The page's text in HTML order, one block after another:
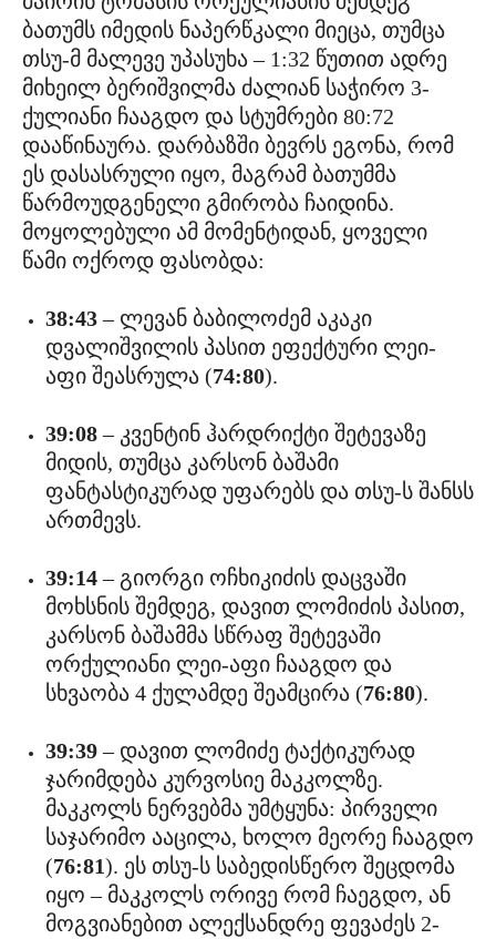
ბათუმს იმედის ნაპერწკალი მიეცა, თუმცა
თსუ-მ მალევე უპასუხა – 1:32 წუთით ადრე
მიხეილ ბერიშვილმა ძალიან საჭირო 3-
ქულიანი ჩააგდო და სტუმრები 80:72
დააწინაურა. დარბაზში ბევრს ეგონა, რომ
ეს დასასრული იყო, მაგრამ ბათუმმა
წარმოუდგენელი გმირობა ჩაიდინა.
მოყოლებული ამ მომენტიდან, ყოველი
წამი ოქროდ ფასობდა:
38:43– ლევან ბაბილოძემ აკაკი
დვალიშვილის პასით ეფექტური ლეი-
აფი შეასრულა (74:80).
39:08– კვენტინ ჰარდრიქტი შეტევაზე
მიდის, თუმცა კარსონ ბაშამი
ფანტასტიკურად უფარებს და თსუ-ს შანსს
ართმევს.
39:14– გიორგი ოჩხიკიძის დაცვაში
მოხსნის შემდეგ, დავით ლომიძის პასით,
კარსონ ბაშამმა სწრაფ შეტევაში
ორქულიანი ლეი-აფი ჩააგდო და
სხვაობა 4 ქულამდე შეამცირა (76:80).
39:39– დავით ლომიძე ტაქტიკურად
ჯარიმდება კურვოსიე მაკკოლზე.
მაკკოლს ნერვებმა უმტყუნა: პირველი
საჯარიმო ააცილა, ხოლო მეორე ჩააგდო
(76:81). ეს თსუ-ს საბედისწერო შეცდომა
იყო – მაკკოლს ორივე რომ ჩაეგდო, ან
მოგვიანებით ალექსანდრე ფევაძეს 2-